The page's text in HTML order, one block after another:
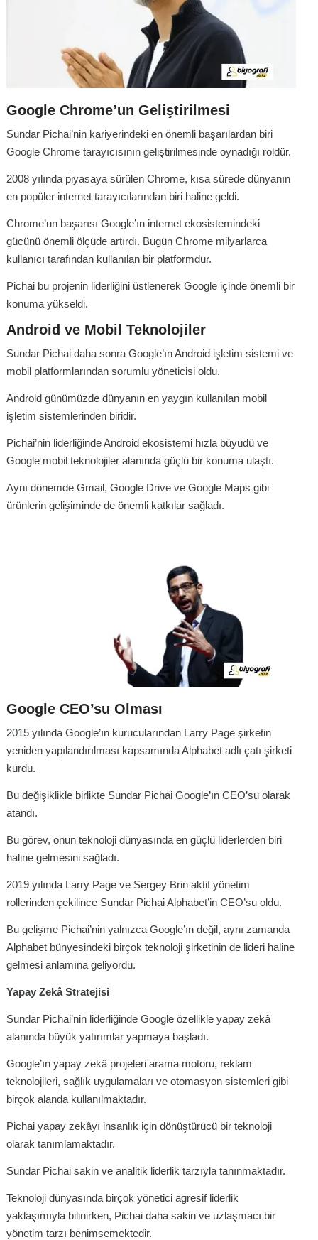
Google Chrome’un Geliştirilmesi
Sundar Pichai’nin kariyerindeki en önemli başarılardan biri
Google Chrome tarayıcısının geliştirilmesinde oynadığı roldür.
2008 yılında piyasaya sürülen Chrome, kısa sürede dünyanın
en popüler internet tarayıcılarından biri haline geldi.
Chrome’un başarısı Google’ın internet ekosistemindeki
gücünü önemli ölçüde artırdı. Bugün Chrome milyarlarca
kullanıcı tarafından kullanılan bir platformdur.
Pichai bu projenin liderliğini üstlenerek Google içinde önemli bir
konuma yükseldi.
Android ve Mobil Teknolojiler
Sundar Pichai daha sonra Google’ın Android işletim sistemi ve
mobil platformlarından sorumlu yöneticisi oldu.
Android günümüzde dünyanın en yaygın kullanılan mobil
işletim sistemlerinden biridir.
Pichai’nin liderliğinde Android ekosistemi hızla büyüdü ve
Google mobil teknolojiler alanında güçlü bir konuma ulaştı.
Aynı dönemde Gmail, Google Drive ve Google Maps gibi
ürünlerin gelişiminde de önemli katkılar sağladı.
Google CEO’su Olması
2015 yılında Google’ın kurucularından Larry Page şirketin
yeniden yapılandırılması kapsamında Alphabet adlı çatı şirketi
kurdu.
Bu değişiklikle birlikte Sundar Pichai Google’ın CEO’su olarak
atandı.
Bu görev, onun teknoloji dünyasında en güçlü liderlerden biri
haline gelmesini sağladı.
2019 yılında Larry Page ve Sergey Brin aktif yönetim
rollerinden çekilince Sundar Pichai Alphabet’in CEO’su oldu.
Bu gelişme Pichai’nin yalnızca Google’ın değil, aynı zamanda
Alphabet bünyesindeki birçok teknoloji şirketinin de lideri haline
gelmesi anlamına geliyordu.
Yapay Zekâ Stratejisi
Sundar Pichai’nin liderliğinde Google özellikle yapay zekâ
alanında büyük yatırımlar yapmaya başladı.
Google’ın yapay zekâ projeleri arama motoru, reklam
teknolojileri, sağlık uygulamaları ve otomasyon sistemleri gibi
birçok alanda kullanılmaktadır.
Pichai yapay zekâyı insanlık için dönüştürücü bir teknoloji
olarak tanımlamaktadır.
Sundar Pichai sakin ve analitik liderlik tarzıyla tanınmaktadır.
Teknoloji dünyasında birçok yönetici agresif liderlik
yaklaşımıyla bilinirken, Pichai daha sakin ve uzlaşmacı bir
yönetim tarzı benimsemektedir.